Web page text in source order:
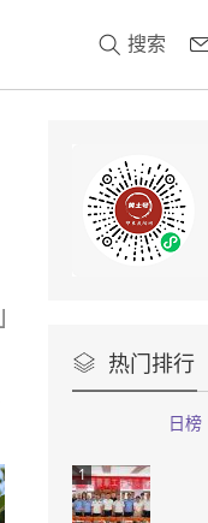
搜索
热门排行
日榜
1